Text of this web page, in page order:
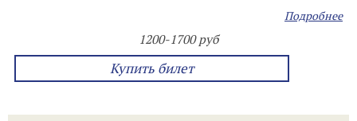
Подробнее
1200-1700 руб
Купить билет